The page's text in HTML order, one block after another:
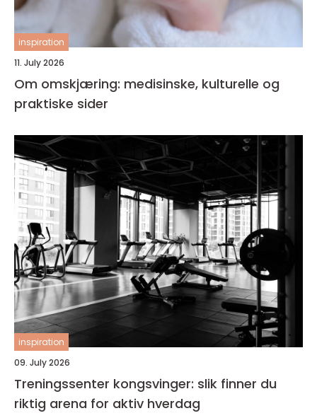
inspiration
11. July 2026
Om omskjæring: medisinske, kulturelle og
praktiske sider
inspiration
09. July 2026
Treningssenter kongsvinger: slik finner du
riktig arena for aktiv hverdag